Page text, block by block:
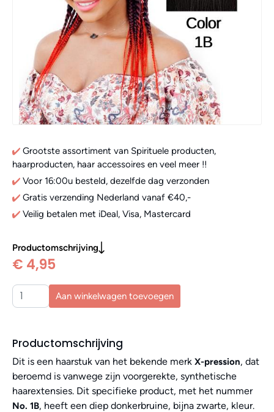
Grootste assortiment van Spirituele producten,
haarproducten, haar accessoires en veel meer !!
Voor 16:00u besteld, dezelfde dag verzonden
Gratis verzending Nederland vanaf €40,-
Veilig betalen met iDeal, Visa, Mastercard
Productomschrijving
€ 4,95
Aan winkelwagen toevoegen
Productomschrijving
Dit is een haarstuk van het bekende merk X-pression, dat
beroemd is vanwege zijn voorgerekte, synthetische
haarextensies. Dit specifieke product, met het nummer
No. 1B, heeft een diep donkerbruine, bijna zwarte, kleur.